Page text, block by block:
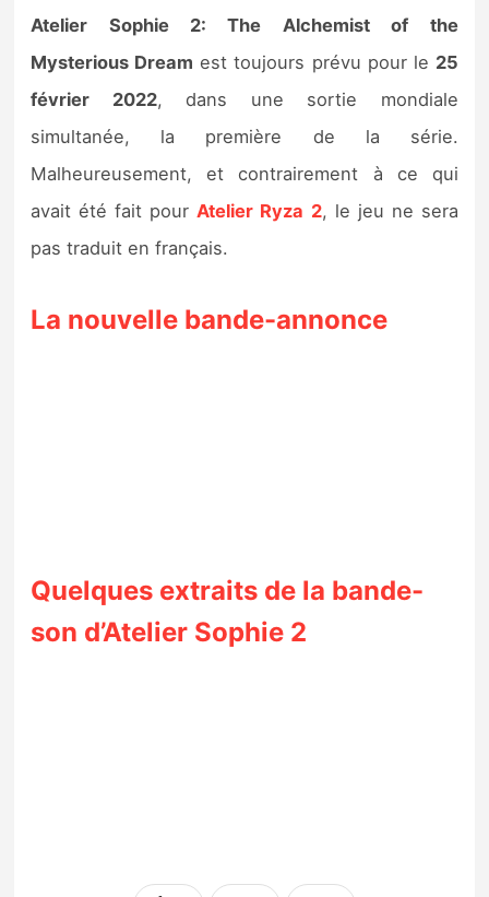
Atelier Sophie 2: The Alchemist of the
Mysterious Dream est toujours prévu pour le 25
février 2022, dans une sortie mondiale
simultanée, la première de la série.
Malheureusement, et contrairement à ce qui
avait été fait pour Atelier Ryza 2, le jeu ne sera
pas traduit en français.
La nouvelle bande-annonce
Quelques extraits de la bande-
son d’Atelier Sophie 2